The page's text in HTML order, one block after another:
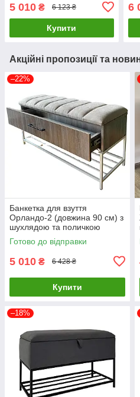
коричневий/риголітто
темний 5-1-9005
5 010 ₴ 6 123 ₴
Купити
6
Акційні пропозиції та
–22%
Банкетка для взуття
Орландо-2 (довжина 90 см) з
шухлядою та поличкою
Велюр бежевий/дуб
платиновий 3-2-9003
Готово до відправки
5 010 ₴ 6 428 ₴
Купити
–18%